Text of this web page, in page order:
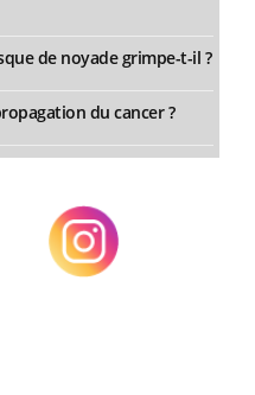
de noyade grimpe-t-il ?
du cancer ?